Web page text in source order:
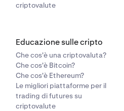
criptovalute
Educazione sulle cripto
Che cos'è una criptovaluta?
Che cos'è Bitcoin?
Che cos'è Ethereum?
Le migliori piattaforme per il
trading di futures su
criptovalute